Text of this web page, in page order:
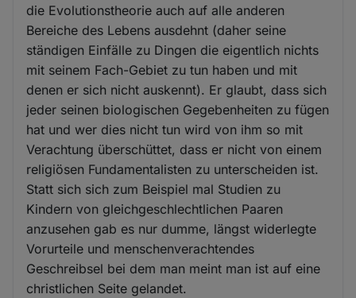
die Evolutionstheorie auch auf alle anderen
Bereiche des Lebens ausdehnt (daher seine
ständigen Einfälle zu Dingen die eigentlich nichts
mit seinem Fach-Gebiet zu tun haben und mit
denen er sich nicht auskennt). Er glaubt, dass sich
jeder seinen biologischen Gegebenheiten zu fügen
hat und wer dies nicht tun wird von ihm so mit
Verachtung überschüttet, dass er nicht von einem
religiösen Fundamentalisten zu unterscheiden ist.
Statt sich sich zum Beispiel mal Studien zu
Kindern von gleichgeschlechtlichen Paaren
anzusehen gab es nur dumme, längst widerlegte
Vorurteile und menschenverachtendes
Geschreibsel bei dem man meint man ist auf eine
christlichen Seite gelandet.